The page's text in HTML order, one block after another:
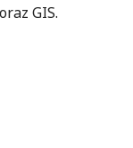
GIS.